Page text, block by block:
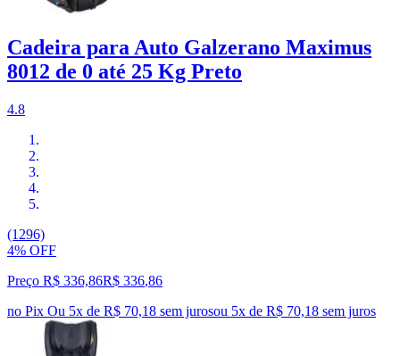
Cadeira para Auto Galzerano Maximus
8012 de 0 até 25 Kg Preto
4.8
(1296)
4% OFF
Preço R$ 336,86R$ 336,86
no Pix Ou 5x de R$ 70,18 sem jurosou 5x de R$ 70,18 sem juros